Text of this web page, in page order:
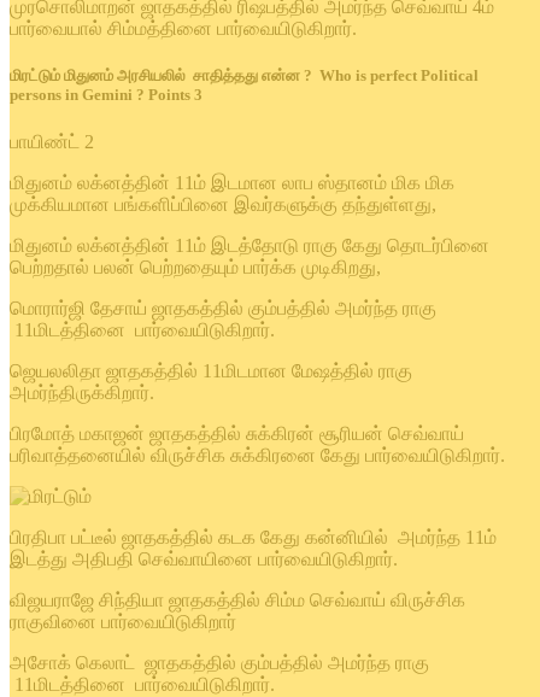
முரசொலிமாறன் ஜாதகத்தில் ரிஷபத்தில் அமர்ந்த செவ்வாய் 4ம்
பார்வையால் சிம்மத்தினை பார்வையிடுகிறார்.
மிரட்டும் மிதுனம் அரசியலில் சாதித்தது என்ன ? Who is perfect Political
persons in Gemini ? Points 3
பாயிண்ட் 2
மிதுனம் லக்னத்தின் 11ம் இடமான லாப ஸ்தானம் மிக மிக
முக்கியமான பங்களிப்பினை இவர்களுக்கு தந்துள்ளது,
மிதுனம் லக்னத்தின் 11ம் இடத்தோடு ராகு கேது தொடர்பினை
பெற்றதால் பலன் பெற்றதையும் பார்க்க முடிகிறது,
மொரார்ஜி தேசாய் ஜாதகத்தில் கும்பத்தில் அமர்ந்த ராகு
11மிடத்தினை பார்வையிடுகிறார்.
ஜெயலலிதா ஜாதகத்தில் 11மிடமான மேஷத்தில் ராகு
அமர்ந்திருக்கிறார்.
பிரமோத் மகாஜன் ஜாதகத்தில் சுக்கிரன் சூரியன் செவ்வாய்
பரிவாத்தனையில் விருச்சிக சுக்கிரனை கேது பார்வையிடுகிறார்.
பிரதிபா பட்டீல் ஜாதகத்தில் கடக கேது கன்னியில் அமர்ந்த 11ம்
இடத்து அதிபதி செவ்வாயினை பார்வையிடுகிறார்.
விஜயராஜே சிந்தியா ஜாதகத்தில் சிம்ம செவ்வாய் விருச்சிக
ராகுவினை பார்வையிடுகிறார்
அசோக் கெலாட் ஜாதகத்தில் கும்பத்தில் அமர்ந்த ராகு
11மிடத்தினை பார்வையிடுகிறார்.